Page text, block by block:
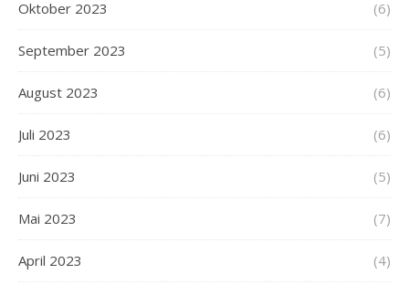
Oktober 2023 (6)
September 2023 (5)
August 2023 (6)
Juli 2023 (6)
Juni 2023 (5)
Mai 2023 (7)
April 2023 (4)